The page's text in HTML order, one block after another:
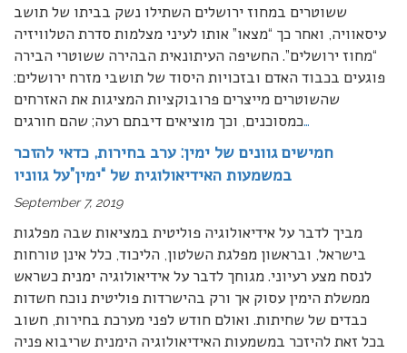
ששוטרים במחוז ירושלים השתילו נשק בביתו של תושב
עיסאוויה, ואחר כך “מצאו” אותו לעיני מצלמות סדרת הטלוויזיה
“מחוז ירושלים”. החשיפה העיתונאית הבהירה ששוטרי הבירה
פוגעים בכבוד האדם ובזכויות היסוד של תושבי מזרח ירושלים:
שהשוטרים מייצרים פרובוקציות המציגות את האזרחים
כמסוכנים, וכך מוציאים דיבתם רעה; שהם חורגים…
חמישים גוונים של ימין: ערב בחירות, כדאי להזכר
במשמעות האידיאולוגית של “ימין”על גווניו
September 7, 2019
מביך לדבר על אידיאולוגיה פוליטית במציאות שבה מפלגות
בישראל, ובראשון מפלגת השלטון, הליכוד, כלל אינן טורחות
לנסח מצע רעיוני. מגוחך לדבר על אידיאולוגיה ימנית כשראש
ממשלת הימין עסוק אך ורק בהישרדות פוליטית נוכח חשדות
כבדים של שחיתות. ואולם חודש לפני מערכת בחירות, חשוב
בכל זאת להיזכר במשמעות האידיאולוגיה הימנית שריבוא פניה